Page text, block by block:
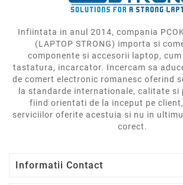
Infiintata in anul 2014, compania PCOK
(LAPTOP STRONG) importa si
componente si accesorii laptop,
tastatura, incarcator. Incercam sa
de comert electronic romanesc oferind
la standarde internationale, calitate si
fiind orientati de la inceput pe
serviciilor oferite acestuia si nu in
corect.
Informatii Contact